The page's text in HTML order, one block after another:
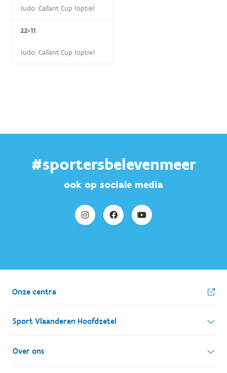
Judo: Callant Cup (optie)
22-11
Judo: Callant Cup (optie)
#sportersbelevenmeer
ook op sociale media
Onze centra
Sport Vlaanderen Hoofdzetel
Simon Bolivarlaan 17
1000 Brussel
Over ons